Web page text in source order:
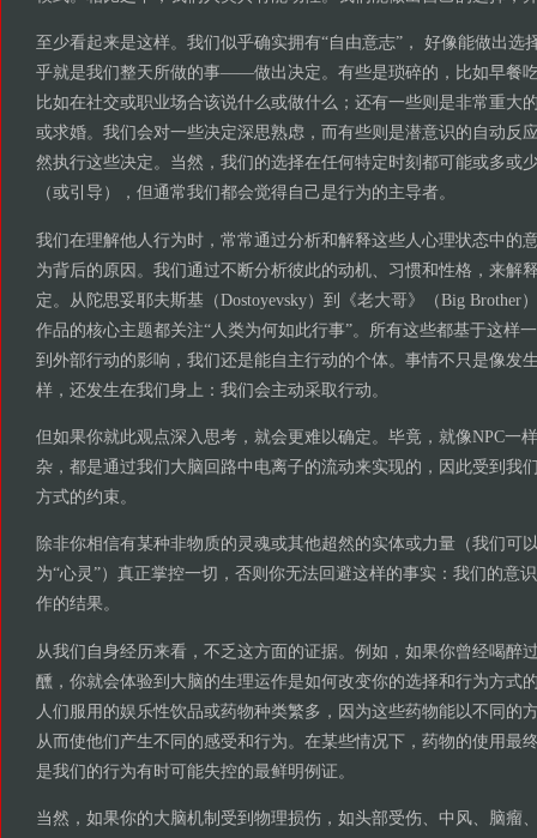
至少看起来是这样。我们似乎确实拥有“自由意志”， 好像能做出选
乎就是我们整天所做的事——做出决定。有些是琐碎的，比如早餐
比如在社交或职业场合该说什么或做什么；还有一些则是非常重大
或求婚。我们会对一些决定深思熟虑，而有些则是潜意识的自动
然执行这些决定。当然，我们的选择在任何特定时刻都可能或多或
（或引导），但通常我们都会觉得自己是行为的主导者。
我们在理解他人行为时，常常通过分析和解释这些人心理状态中的
为背后的原因。我们通过不断分析彼此的动机、习惯和性格，来解
定。从陀思妥耶夫斯基（Dostoyevsky）到《老大哥》（Big Brother
作品的核心主题都关注“人类为何如此行事”。所有这些都基于这样
到外部行动的影响，我们还是能自主行动的个体。事情不只是像发
样，还发生在我们身上：我们会主动采取行动。
但如果你就此观点深入思考，就会更难以确定。毕竟，就像NPC一
杂，都是通过我们大脑回路中电离子的流动来实现的，因此受到我
方式的约束。
除非你相信有某种非物质的灵魂或其他超然的实体或力量（我们可
为“心灵”）真正掌控一切，否则你无法回避这样的事实：我们的意
作的结果。
从我们自身经历来看，不乏这方面的证据。例如，如果你曾经喝醉
醺，你就会体验到大脑的生理运作是如何改变你的选择和行为方式
人们服用的娱乐性饮品或药物种类繁多，因为这些药物能以不同的
从而使他们产生不同的感受和行为。在某些情况下，药物的使用
是我们的行为有时可能失控的最鲜明例证。
当然，如果你的大脑机制受到物理损伤，如头部受伤、中风、脑瘤